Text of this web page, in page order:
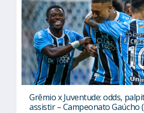
Grêmio x Juventude: odds,
assistir – Campeonato Gaúcho